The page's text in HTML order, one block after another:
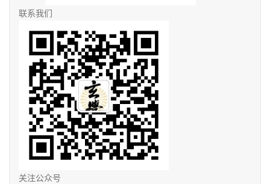
联系我们
关注公众号